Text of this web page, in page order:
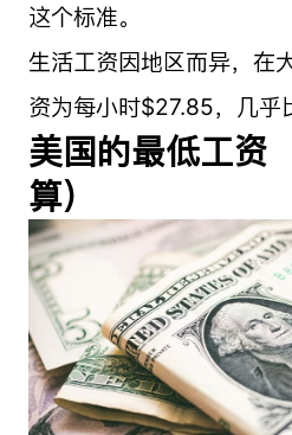
这个标准。
生活工资因地区而异，在
资为每小时$27.85，几乎
美国的最低工资
算）